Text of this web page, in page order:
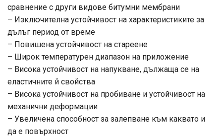
сравнение с други видове битумни мембрани
– Изключителна устойчивост на характеристиките за
дълъг период от време
– Повишена устойчивост на стареене
– Широк температурен диапазон на приложение
– Висока устойчивост на напукване, дължаща се на
еластичните й свойства
– Висока устойчивост на пробиване и устойчивост на
механични деформации
– Увеличена способност за залепване към каквато и
да е повърхност